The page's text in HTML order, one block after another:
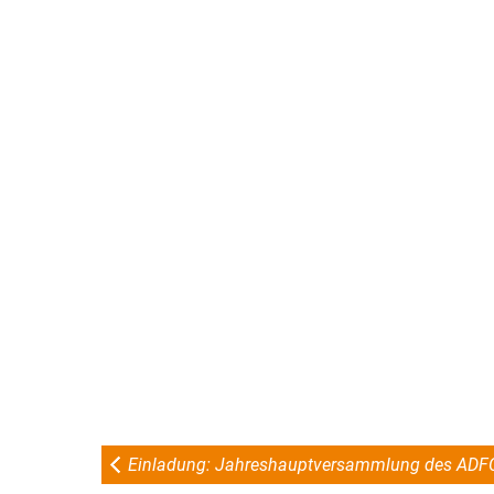
Einladung: Jahreshauptversammlung des